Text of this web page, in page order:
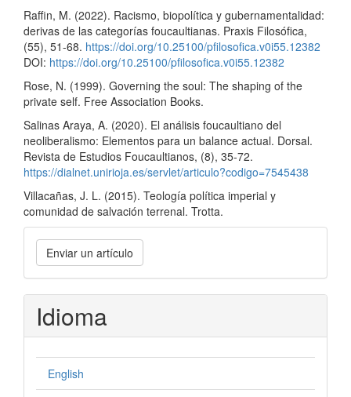
Raffin, M. (2022). Racismo, biopolítica y gubernamentalidad:
derivas de las categorías foucaultianas. Praxis Filosófica,
(55), 51-68. https://doi.org/10.25100/pfilosofica.v0i55.12382
DOI: https://doi.org/10.25100/pfilosofica.v0i55.12382
Rose, N. (1999). Governing the soul: The shaping of the
private self. Free Association Books.
Salinas Araya, A. (2020). El análisis foucaultiano del
neoliberalismo: Elementos para un balance actual. Dorsal.
Revista de Estudios Foucaultianos, (8), 35-72.
https://dialnet.unirioja.es/servlet/articulo?codigo=7545438
Villacañas, J. L. (2015). Teología política imperial y
comunidad de salvación terrenal. Trotta.
Enviar
un
artículo
Enviar un artículo
Idioma
English